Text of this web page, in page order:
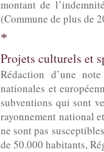
montant de
(Commune de plus de
*
Projets culturels et
Rédaction d’une
nationales et
subventions qui sont
rayonnement national
ne sont pas
de 50.000 habitants,